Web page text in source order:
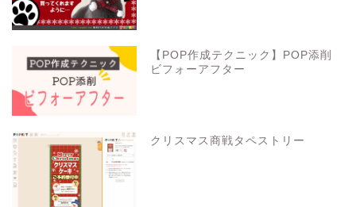
【POP作成テクニック】POP添削
ビフォーアフター
クリスマス商戦タペストリー